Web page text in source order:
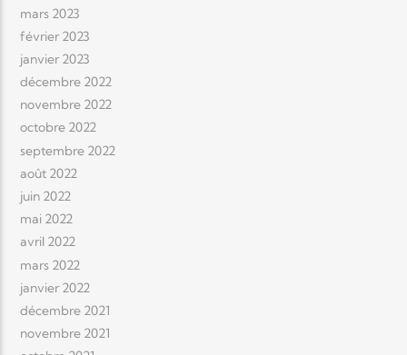
mars 2023
février 2023
janvier 2023
décembre 2022
novembre 2022
octobre 2022
septembre 2022
août 2022
juin 2022
mai 2022
avril 2022
mars 2022
janvier 2022
décembre 2021
novembre 2021